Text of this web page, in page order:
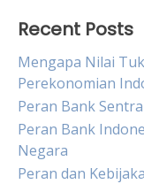
Recent Posts
Mengapa Nilai
Perekonomian
Peran Bank
Peran Bank
Negara
Peran dan